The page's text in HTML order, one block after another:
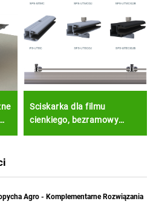
Sciskarka dla filmu
cienkiego, bezramowy
Agro - Komplementarne Rozwiązania